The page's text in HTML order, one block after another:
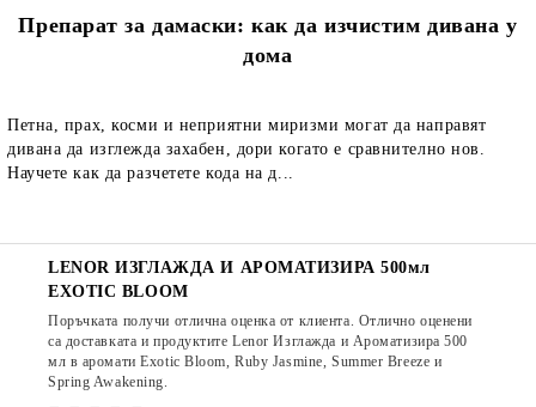
Препарат за дамаски: как да изчистим дивана у
дома
Петна, прах, косми и неприятни миризми могат да направят
дивана да изглежда захабен, дори когато е сравнително нов.
Научете как да разчетете кода на д...
LENOR ИЗГЛАЖДА И АРОМАТИЗИРА 500мл
EXOTIC BLOOM
Поръчката получи отлична оценка от клиента. Отлично оценени
са доставката и продуктите Lenor Изглажда и Ароматизира 500
мл в аромати Exotic Bloom, Ruby Jasmine, Summer Breeze и
Spring Awakening.